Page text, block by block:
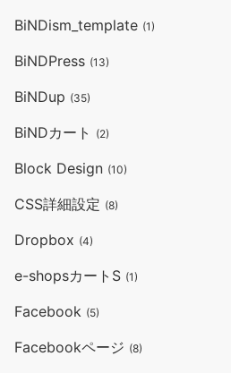
BiNDism_template (1)
BiNDPress (13)
BiNDup (35)
BiNDカート (2)
Block Design (10)
CSS詳細設定 (8)
Dropbox (4)
e-shopsカートS (1)
Facebook (5)
Facebookページ (8)